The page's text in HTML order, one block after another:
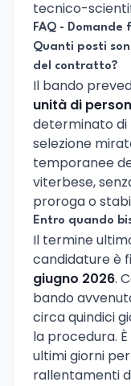
tecnico-
FAQ -
Quanti posti
del contratto?
Il bando
unità di
determinato di
selezione
temporanee
viterbese,
proroga o
Entro quando
Il termine
candidature è
giugno 2026.
bando
circa quindici
la procedura.
ultimi giorni
rallentamenti